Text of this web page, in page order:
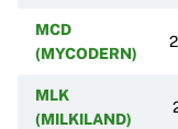
MCD
(MYCODERN)
MLK
(MILKILAND)